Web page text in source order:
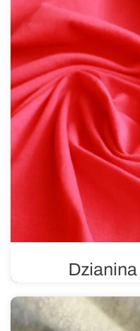
wyróżnia ją
materiału jest